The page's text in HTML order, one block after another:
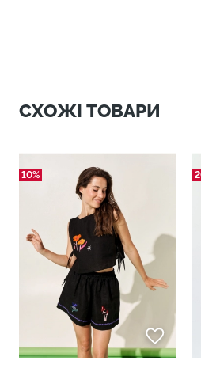
СХОЖІ ТОВАРИ
10%